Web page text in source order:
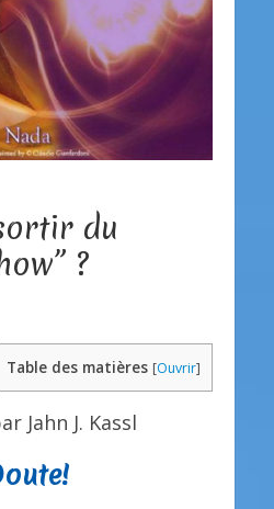
du
?
Table des matières [Ouvrir]
Jahn J. Kassl